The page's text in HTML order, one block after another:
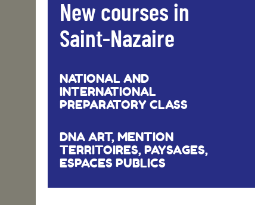
New courses in
Saint-Nazaire
NATIONAL AND
INTERNATIONAL
PREPARATORY CLASS
DNA ART, MENTION
TERRITOIRES, PAYSAGES,
ESPACES PUBLICS